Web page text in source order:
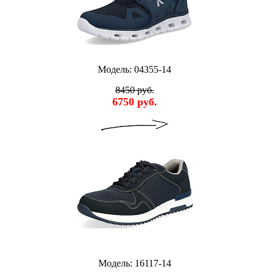
Модель: 04355-14
8450 руб.
6750 руб.
Модель: 16117-14